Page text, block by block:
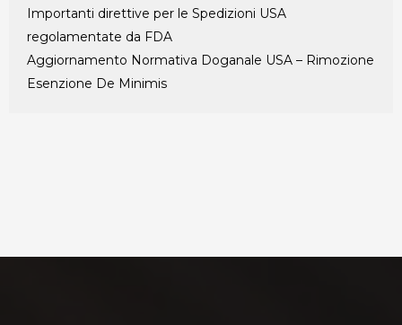
Importanti direttive per le Spedizioni​ USA
regolamentate da FDA
Aggiornamento Normativa Doganale USA – Rimozione
Esenzione De Minimis